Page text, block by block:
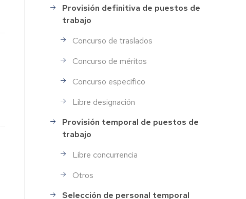
Provisión definitiva de puestos de
trabajo
Concurso de traslados
Concurso de méritos
Concurso específico
Libre designación
Provisión temporal de puestos de
trabajo
Libre concurrencia
Otros
Selección de personal temporal